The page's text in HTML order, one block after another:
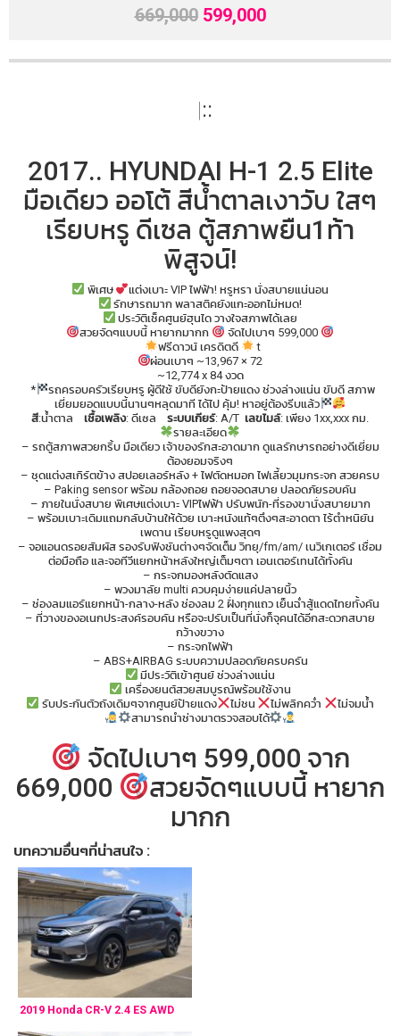
669,000 599,000
รายละเอียด
2017.. HYUNDAI H-1 2.5 Elite
มือเดียว ออโต้ สีน้ำตาลเงาวับ ใสๆ
เรียบหรู ดีเซล ตู้สภาพยืน1ท้า
พิสูจน์!
พิเศษ
แต่งเบาะ VIP ไฟฟ้า! หรูหรา นั่งสบายแน่นอน
รักษารถมาก พลาสติคยังแกะออกไม่หมด!
ประวัติเช็คศูนย์ฮุนได วางใจสภาพได้เลย
สวยจัดๆแบบนี้ หายากมากก
จัดไปเบาๆ 599,000
ฟรีดาวน์ เครดิตดี
t
ผ่อนเบาๆ ~13,967 × 72
~12,774 x 84 งวด
*
รถครอบครัวเรียบหรู ผู้ดีใช้ ขับดียังกะป้ายแดง ช่วงล่างแน่น ขับดี สภาพ
เยี่ยมยอดแบบนี้นานๆหลุดมาที ได้ไป คุ้ม! หาอยู่ต้องรีบแล้ว
สี:น้ำตาล เชื้อเพลิง: ดีเซล ระบบเกียร์: A/T เลขไมล์: เพียง 1xx,xxx กม.
รายละเอียด
– รถตู้สภาพสวยกริ้บ มือเดียว เจ้าของรักสะอาดมาก ดูแลรักษารถอย่างดีเยี่ยม
ต้องยอมจริงๆ
– ชุดแต่งสเกิร์ตข้าง สปอยเลอร์หลัง + ไฟตัดหมอก ไฟเลี้ยวมุมกระจก สวยครบ
– Paking sensor พร้อม กล้องถอย ถอยจอดสบาย ปลอดภัยรอบคัน
– ภายในนั่งสบาย พิเศษแต่งเบาะ VIPไฟฟ้า ปรับพนัก-ที่รองขานั่งสบายมาก
– พร้อมเบาะเดิมแถมกลับบ้านให้ด้วย เบาะหนังแท้ๆตึงๆสะอาดตา ไร้ตำหนิยัน
เพดาน เรียบหรูดูแพงสุดๆ
– จอแอนดรอยสัมผัส รองรับฟังชันต่างๆจัดเต็ม วิทยุ/fm/am/ เนวิเกเตอร์ เชื่อม
ต่อมือถือ และจอทีวีแยกหน้าหลังใหญ่เต็มๆตา เอนเตอร์เทนได้ทั้งคัน
– กระจกมองหลังตัดแสง
– พวงมาลัย multi ควบคุมง่ายแค่ปลายนิ้ว
– ช่องลมแอร์แยกหน้า-กลาง-หลัง ช่องลม 2 ฝั่งทุกแถว เย็นฉ่ำสู้แดดไทยทั้งคัน
– ที่วางของอเนกประสงค์รอบคัน หรือจะปรับเป็นที่นั่งก็จุคนได้อีกสะดวกสบาย
กว้างขวาง
– กระจกไฟฟ้า
– ABS+AIRBAG ระบบความปลอดภัยครบครัน
มีประวัติเข้าศูนย์ ช่วงล่างแน่น
เครื่องยนต์สวยสมบูรณ์พร้อมใช้งาน
รับประกันตัวถังเดิมๆจากศูนย์ป้ายแดง
ไม่ชน ไม่พลิกคว่ำ
ไม่จมน้ำ
สามารถนำช่างมาตรวจสอบได้
จัดไปเบาๆ 599,000 จาก
669,000
สวยจัดๆแบบนี้ หายาก
มากก
บทความอื่นๆที่น่าสนใจ :
2019 Honda CR-V 2.4 ES AWD